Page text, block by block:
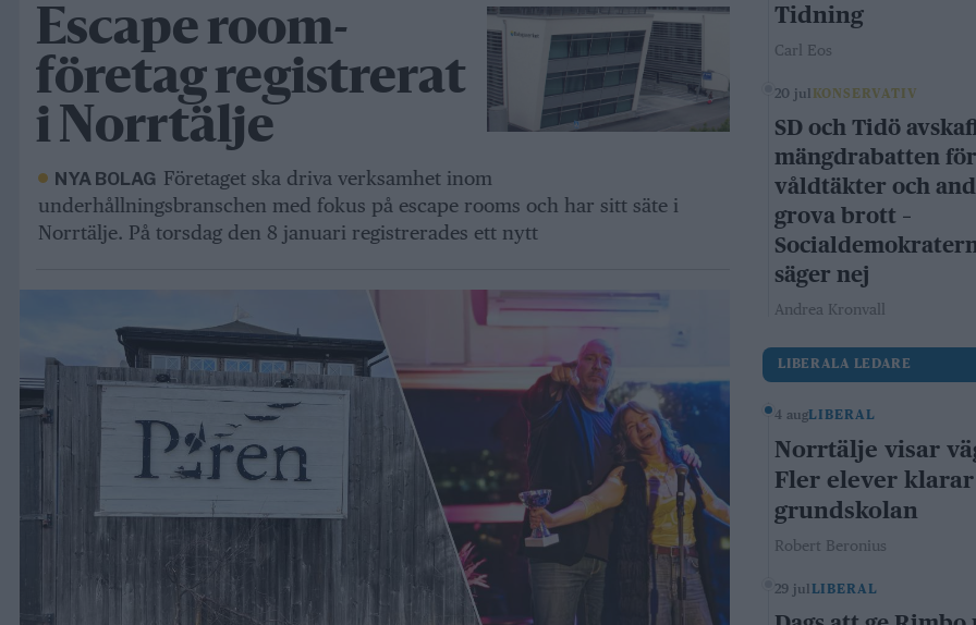
Escape room-
företag registrerat
i Norrtälje
NYA BOLAG Företaget ska driva verksamhet inom
underhållningsbranschen med fokus på escape rooms och har sitt säte i
Norrtälje. På torsdag den 8 januari registrerades ett nytt
Tidning
Carl Eos
20 jul KONSERVATIV
SD och Tidö
mängdrabatten för
våldtäkter och
grova brott –
säger nej
Andrea Kronvall
LIBERALA LEDARE
4 augLIBERAL
Norrtälje visar
Fler elever klarar
grundskolan
Robert Beronius
29 jul LIBERAL